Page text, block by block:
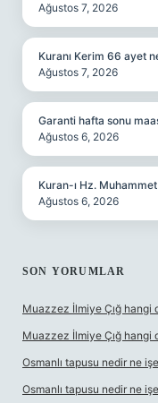
Ağustos 7, 2026
Kuranı Kerim 66 ayet
Ağustos 7, 2026
Garanti hafta sonu
Ağustos 6, 2026
Kuran-ı Hz.
Ağustos 6, 2026
SON YORUMLAR
Muazzez İlmiye Çığ hangi
Muazzez İlmiye Çığ hangi
Osmanlı tapusu nedir ne
Osmanlı tapusu nedir ne